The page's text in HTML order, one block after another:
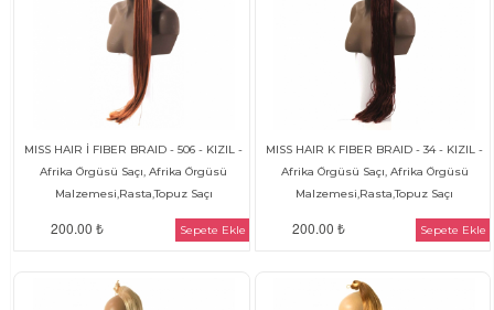
MISS HAIR İ FIBER BRAID - 506 - KIZIL -
Afrika Örgüsü Saçı, Afrika Örgüsü
Malzemesi,Rasta,Topuz Saçı
200.00 ₺ Sepete Ekle
MISS HAIR K FIBER BRAID - 34 - KIZIL -
Afrika Örgüsü Saçı, Afrika Örgüsü
Malzemesi,Rasta,Topuz Saçı
200.00 ₺ Sepete Ekle